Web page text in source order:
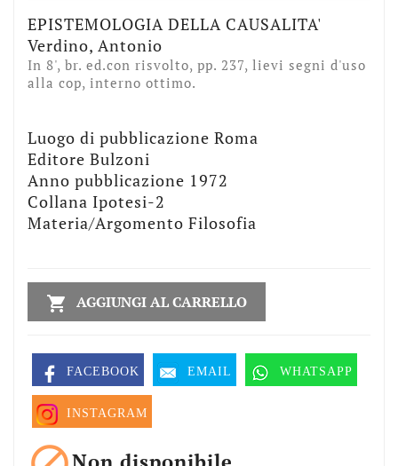
EPISTEMOLOGIA DELLA CAUSALITA'
Verdino, Antonio
In 8', br. ed.con risvolto, pp. 237, lievi segni d'uso
alla cop, interno ottimo.
Luogo di pubblicazione Roma
Editore Bulzoni
Anno pubblicazione 1972
Collana Ipotesi-2
Materia/Argomento Filosofia
 AGGIUNGI AL CARRELLO
FACEBOOK EMAIL WHATSAPP
INSTAGRAM
Non disponibile